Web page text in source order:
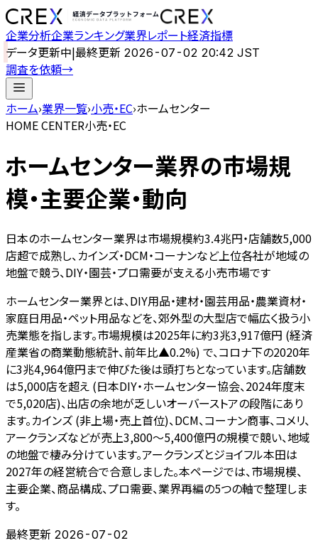
企業分析企業ランキング業界レポート経済指標
データ更新中|最終更新 2026-07-02 20:42 JST
調査を依頼→
ホーム›業界一覧›小売・EC›ホームセンター
HOME CENTER小売・EC
ホームセンター業界の市場規
模・主要企業・動向
日本のホームセンター業界は市場規模約3.4兆円・店舗数5,000
店超で成熟し、カインズ・DCM・コーナンなど上位各社が地域の
地盤で競う、DIY・園芸・プロ需要が支える小売市場です
ホームセンター業界とは、DIY用品・建材・園芸用品・農業資材・
家庭日用品・ペット用品などを、郊外型の大型店で幅広く扱う小
売業態を指します。市場規模は2025年に約3兆3,917億円 (経済
産業省の商業動態統計、前年比▲0.2%) で、コロナ下の2020年
に3兆4,964億円まで伸びた後は頭打ちとなっています。店舗数
は5,000店を超え (日本DIY・ホームセンター協会、2024年度末
で5,020店)、出店の余地が乏しいオーバーストアの段階にあり
ます。カインズ (非上場・売上首位)、DCM、コーナン商事、コメリ、
アークランズなどが売上3,800〜5,400億円の規模で競い、地域
の地盤で棲み分けています。アークランズとジョイフル本田は
2027年の経営統合で合意しました。本ページでは、市場規模、
主要企業、商品構成、プロ需要、業界再編の5つの軸で整理しま
す。
最終更新 2026-07-02